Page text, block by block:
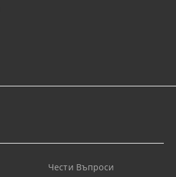
Чести Въпроси